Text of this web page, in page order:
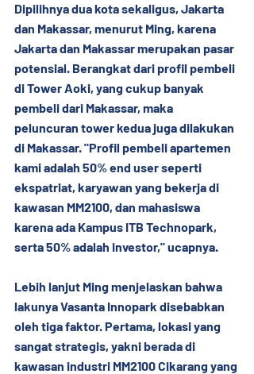
Dipilihnya dua kota sekaligus, Jakarta
dan Makassar, menurut Ming, karena
Jakarta dan Makassar merupakan pasar
potensial. Berangkat dari profil pembeli
di Tower Aoki, yang cukup banyak
pembeli dari Makassar, maka
peluncuran tower kedua juga dilakukan
di Makassar. "Profil pembeli apartemen
kami adalah 50% end user seperti
ekspatriat, karyawan yang bekerja di
kawasan MM2100, dan mahasiswa
karena ada Kampus ITB Technopark,
serta 50% adalah investor," ucapnya.
Lebih lanjut Ming menjelaskan bahwa
lakunya Vasanta Innopark disebabkan
oleh tiga faktor. Pertama, lokasi yang
sangat strategis, yakni berada di
kawasan industri MM2100 Cikarang yang